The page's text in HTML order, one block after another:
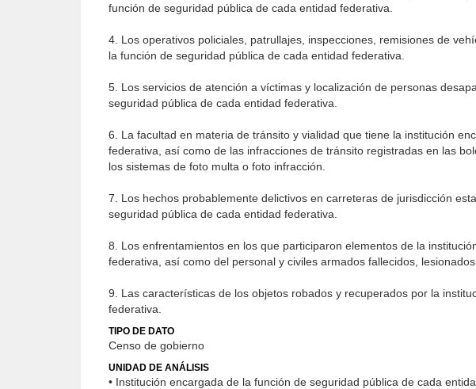
función de seguridad pública de cada entidad federativa.
4. Los operativos policiales, patrullajes, inspecciones, remisiones de
la función de seguridad pública de cada entidad federativa.
5. Los servicios de atención a víctimas y localización de personas
seguridad pública de cada entidad federativa.
6. La facultad en materia de tránsito y vialidad que tiene la institución
federativa, así como de las infracciones de tránsito registradas en las
los sistemas de foto multa o foto infracción.
7. Los hechos probablemente delictivos en carreteras de jurisdicción
seguridad pública de cada entidad federativa.
8. Los enfrentamientos en los que participaron elementos de la
federativa, así como del personal y civiles armados fallecidos,
9. Las características de los objetos robados y recuperados por la
federativa.
TIPO DE DATO
Censo de gobierno
UNIDAD DE ANÁLISIS
• Institución encargada de la función de seguridad pública de cada